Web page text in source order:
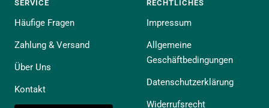
SERVICE
Häufige Fragen
Zahlung & Versand
Über Uns
Kontakt
RECHTLICHES
Impressum
Allgemeine
Geschäftbedingungen
Datenschutzerklärung
Widerrufsrecht